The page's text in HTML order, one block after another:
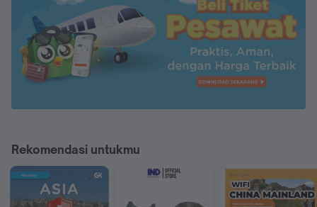
Rekomendasi untukmu